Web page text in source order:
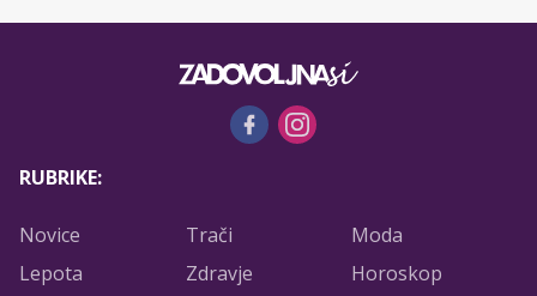
RUBRIKE:
Novice Trači
Moda
Lepota
Zdravje
Horoskop